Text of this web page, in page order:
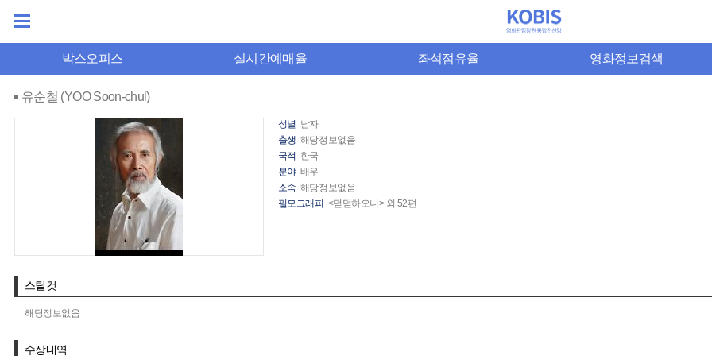
박스오피스 실시간예매율 좌석점유율 영화정보검색
유순철 (YOO Soon-chul)
성별 남자
출생 해당정보없음
국적 한국
분야 배우
소속 해당정보없음
필모그래피 <덛덛하오니> 외 52편
스틸컷
해당정보없음
수상내역